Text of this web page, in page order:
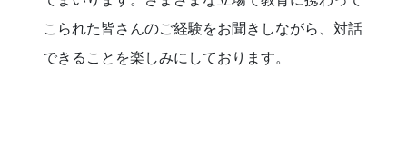
こられた皆さんのご経験をお聞きしながら、対話
できることを楽しみにしております。